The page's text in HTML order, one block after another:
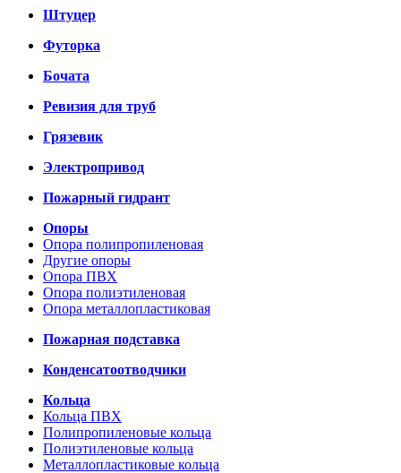
Штуцер
Футорка
Бочата
Ревизия для труб
Грязевик
Электропривод
Пожарный гидрант
Опоры
Опора полипропиленовая
Другие опоры
Опора ПВХ
Опора полиэтиленовая
Опора металлопластиковая
Пожарная подставка
Конденсатоотводчики
Кольца
Кольца ПВХ
Полипропиленовые кольца
Полиэтиленовые кольца
Металлопластиковые кольца